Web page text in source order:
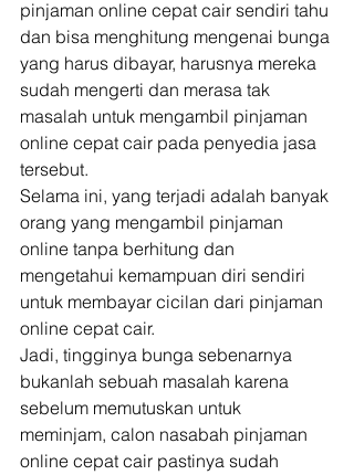
pinjaman online cepat cair sendiri tahu
dan bisa menghitung mengenai bunga
yang harus dibayar, harusnya mereka
sudah mengerti dan merasa tak
masalah untuk mengambil pinjaman
online cepat cair pada penyedia jasa
tersebut.
Selama ini, yang terjadi adalah banyak
orang yang mengambil pinjaman
online tanpa berhitung dan
mengetahui kemampuan diri sendiri
untuk membayar cicilan dari pinjaman
online cepat cair.
Jadi, tingginya bunga sebenarnya
bukanlah sebuah masalah karena
sebelum memutuskan untuk
meminjam, calon nasabah pinjaman
online cepat cair pastinya sudah